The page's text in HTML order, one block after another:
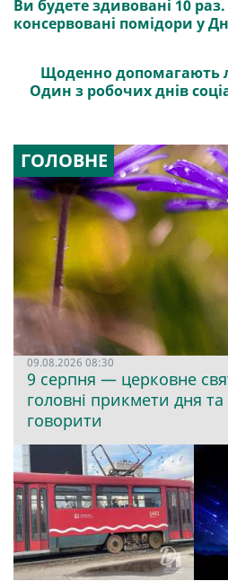
Ви будете здивовані 10
консервовані помідори у
Щоденно допомагають
Один з робочих днів
ГОЛОВНЕ
09.08.2026 08:30
9 серпня — церковне
головні прикмети дня
говорити